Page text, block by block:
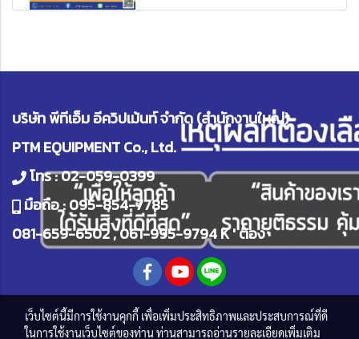
บริษัท พีทีเอ็ม อีควิปเม้นท์ จำกัด (สำนักงานใหญ่)
PTM EQUIPMENT Co., Ltd.
โทร :02-059-0399
มือถือ :095-854-7785
081-659-6502,061-995-9794K ' ต้อง
เว็บไซต์นี้มีการใช้งานคุกกี้ เพื่อเพิ่มประสิทธิภาพและประสบการณ์ที่ดี
ในการใช้งานเว็บไซต์ของท่าน ท่านสามารถอ่านรายละเอียดเพิ่มเติม